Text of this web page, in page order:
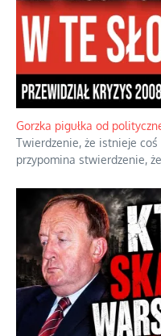
Boskie przestrogi na
cyfrowego świata
Święte orędzia w cieniu